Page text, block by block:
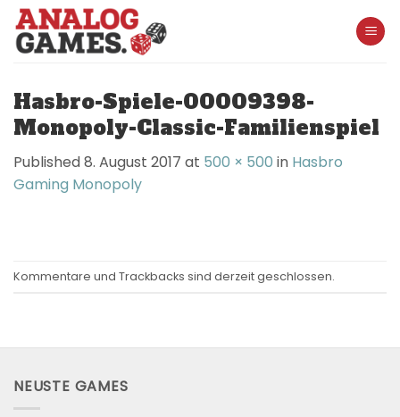
Skip
content
Hasbro-Spiele-00009398-
Monopoly-Classic-Familienspiel
Published8. August 2017 at 500 × 500 in Hasbro
Gaming Monopoly
Kommentare und Trackbacks sind derzeit geschlossen.
NEUSTE GAMES